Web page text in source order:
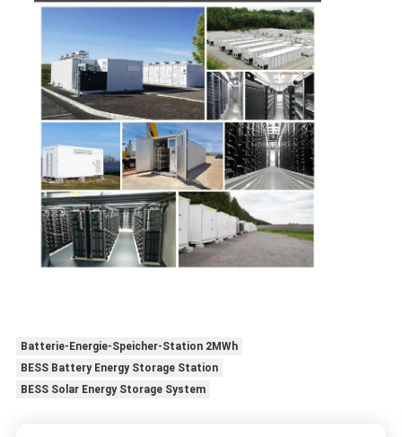
Batterie-Energie-Speicher-Station 2MWh
BESS Battery Energy Storage Station
BESS Solar Energy Storage System